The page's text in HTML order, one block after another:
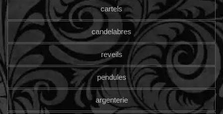
cartels
candelabres
reveils
pendules
argenterie